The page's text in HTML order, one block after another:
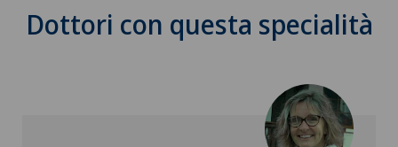
Dottori con questa specialità